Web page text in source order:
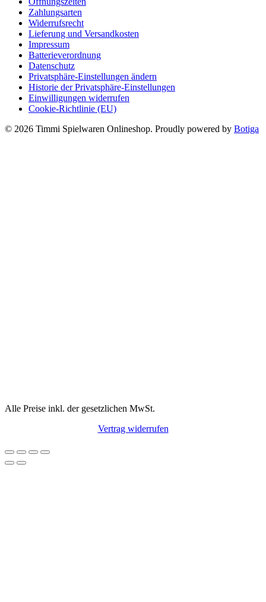
der
Produktseite
gewählt
werden
Zahlungsarten
Widerrufsrecht
Lieferung und Versandkosten
Impressum
Batterieverordnung
Datenschutz
Privatsphäre-Einstellungen ändern
Historie der Privatsphäre-Einstellungen
Einwilligungen widerrufen
Cookie-Richtlinie (EU)
© 2026 Timmi Spielwaren Onlineshop. Proudly powered by Botiga
Alle Preise inkl. der gesetzlichen MwSt.
Vertrag widerrufen